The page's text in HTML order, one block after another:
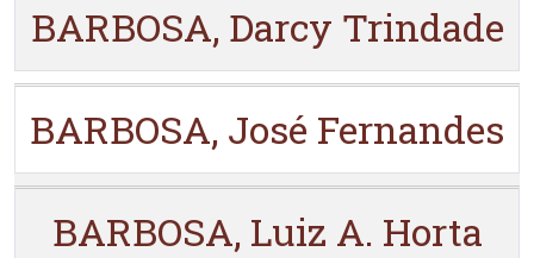
BARBOSA, Darcy Trindade
BARBOSA, José Fernandes
BARBOSA, Luiz A. Horta